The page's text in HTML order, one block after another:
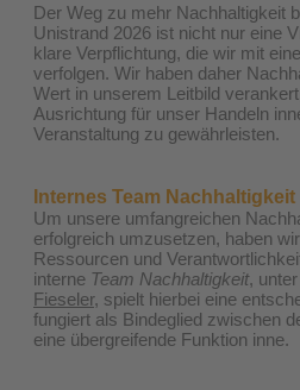
Der Weg zu mehr Nachhaltigkeit
Unistrand 2026 ist nicht nur eine
klare Verpflichtung, die wir mit
verfolgen. Wir haben daher
Wert in unserem Leitbild
Ausrichtung für unser Handeln
Veranstaltung zu gewährleisten.
Internes Team Nachhaltigkeit
Um unsere umfangreichen
erfolgreich umzusetzen, haben
Ressourcen und
interne Team Nachhaltigkeit,
Fieseler, spielt hierbei eine
fungiert als Bindeglied zwischen
eine übergreifende Funktion inne.